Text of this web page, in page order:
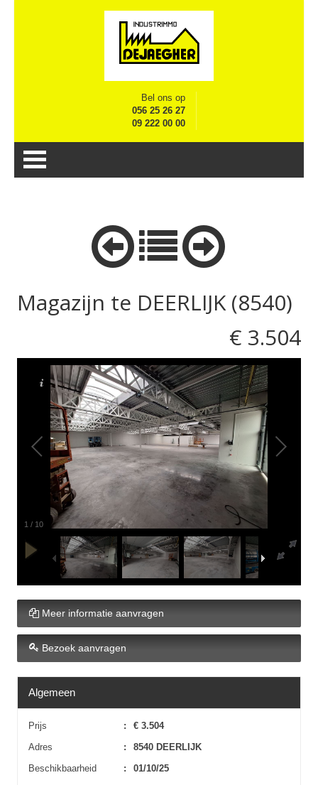
Bel ons op
056 25 26 27
09 222 00 00
Magazijn te DEERLIJK (8540)
€ 3.504
1 / 10
Meer informatie aanvragen
Bezoek aanvragen
Algemeen
Prijs :
€ 3.504
Adres
:
8540 DEERLIJK
Beschikbaarheid
: 01/10/25